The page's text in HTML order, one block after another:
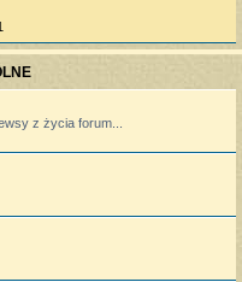
z życia forum...